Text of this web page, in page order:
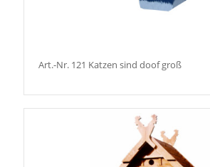
Art.-Nr. 121 Katzen sind doof groß